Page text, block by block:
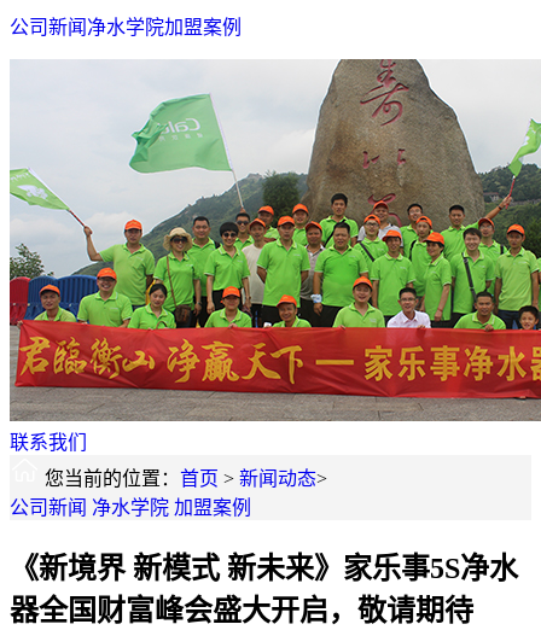
公司新闻 净水学院加盟案例
联系我们
您当前的位置： 首页 > 新闻动态>
公司新闻 净水学院 加盟案例
《新境界 新模式 新未来》家乐事5S净水
器全国财富峰会盛大开启，敬请期待